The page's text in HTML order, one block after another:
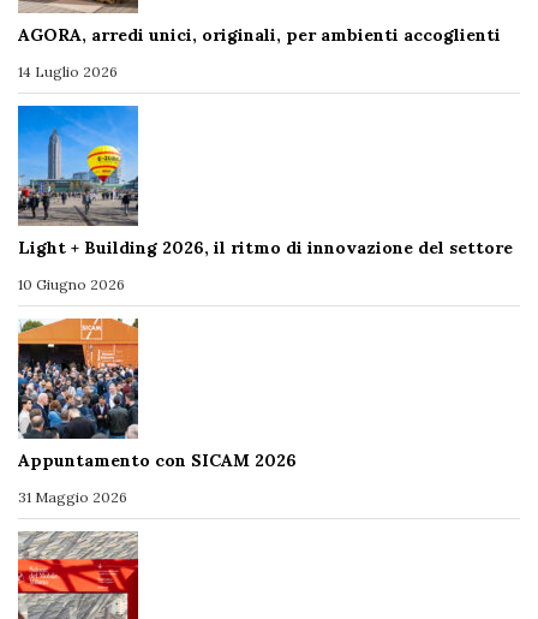
AGORA, arredi unici, originali, per ambienti accoglienti
14 Luglio 2026
Light + Building 2026, il ritmo di innovazione del settore
10 Giugno 2026
Appuntamento con SICAM 2026
31 Maggio 2026